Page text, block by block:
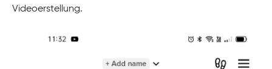
Videoerstellung.